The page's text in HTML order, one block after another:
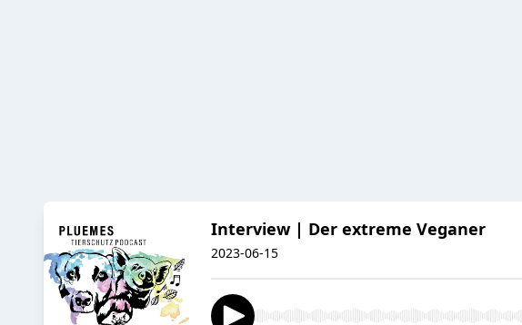
Interview | Der extreme Veganer
2023-06-15